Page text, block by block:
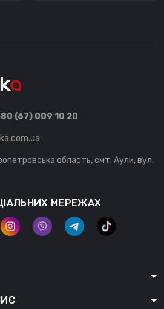
(67) 009 10 20
область, смт. Аули, вул.
МЕРЕЖАХ